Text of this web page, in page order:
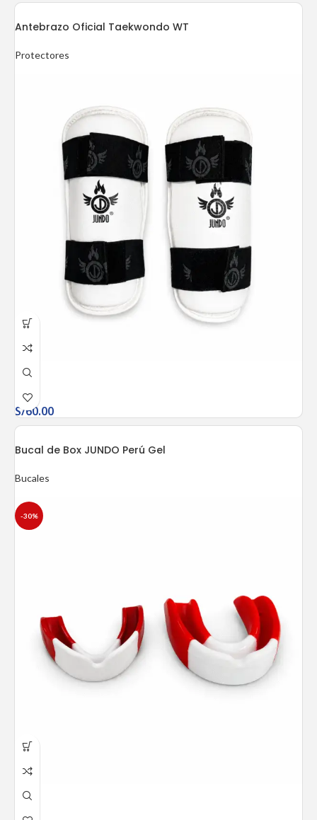
Antebrazo Oficial Taekwondo WT
Protectores
S/60.00
-30%
Bucal de Box JUNDO Perú Gel
Bucales